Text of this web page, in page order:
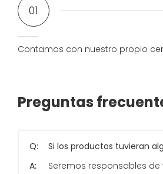
01
Contamos con nuestro propio
Preguntas
Q:
Si los productos tuvieran
A:
Seremos responsables